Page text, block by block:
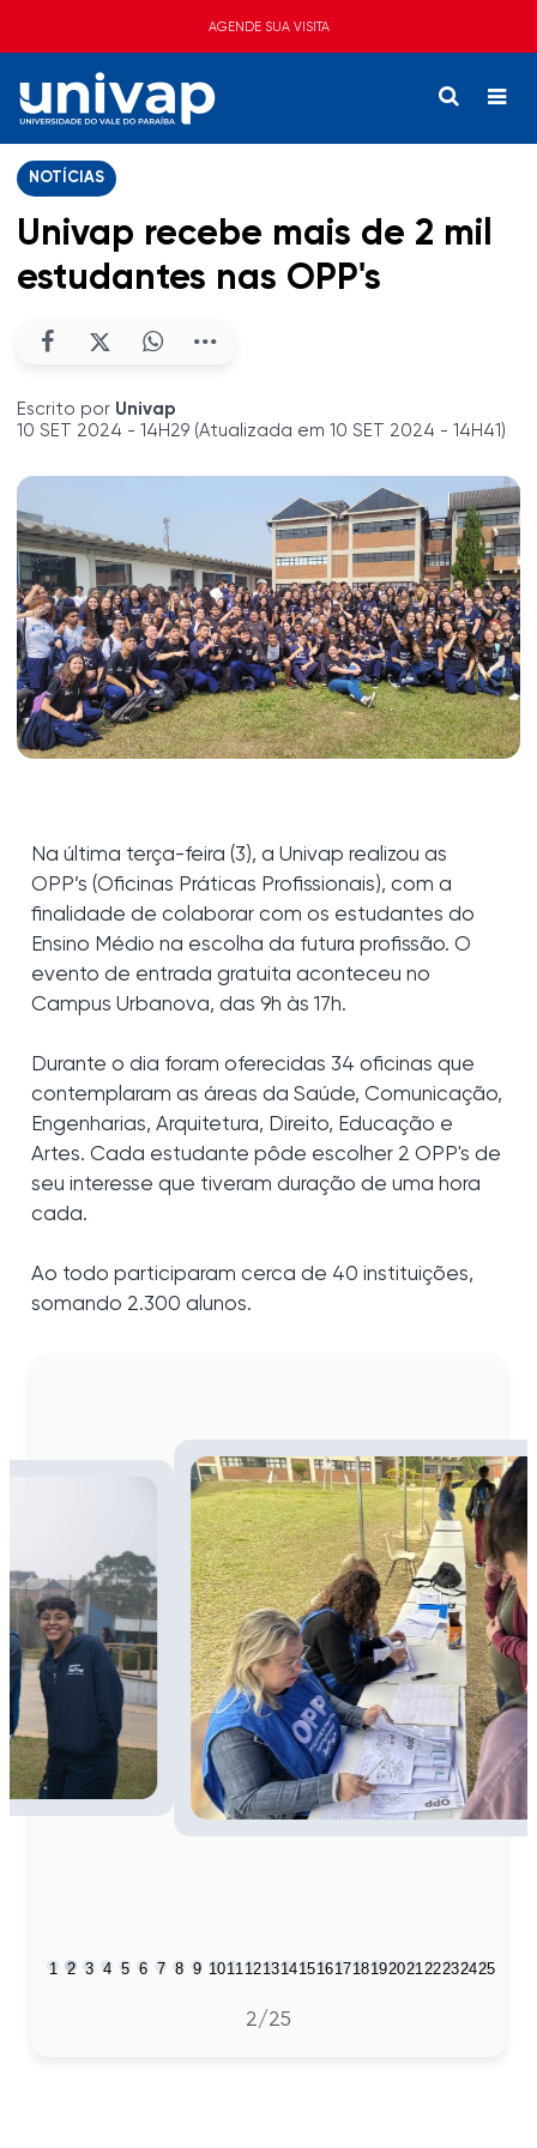
AGENDE SUA VISITA
NOTÍCIAS
Univap recebe mais de 2 mil
estudantes nas OPP's
Escrito por Univap
10 SET 2024 - 14H29 (Atualizada em 10 SET 2024 - 14H41)
Na última terça-feira (3), a Univap realizou as
OPP’s (Oficinas Práticas Profissionais), com a
finalidade de colaborar com os estudantes do
Ensino Médio na escolha da futura profissão. O
evento de entrada gratuita aconteceu no
Campus Urbanova, das 9h às 17h.
Durante o dia foram oferecidas 34 oficinas que
contemplaram as áreas da Saúde, Comunicação,
Engenharias, Arquitetura, Direito, Educação e
Artes. Cada estudante pôde escolher 2 OPP's de
seu interesse que tiveram duração de uma hora
cada.
Ao todo participaram cerca de 40 instituições,
somando 2.300 alunos.
1 2 3 4 5 6 7 8 9 1011 12131415161718192021 22232425
2/25